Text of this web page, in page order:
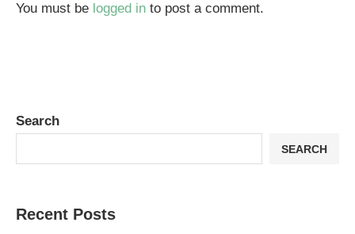
You must be logged in to post a comment.
Search
SEARCH
Recent Posts